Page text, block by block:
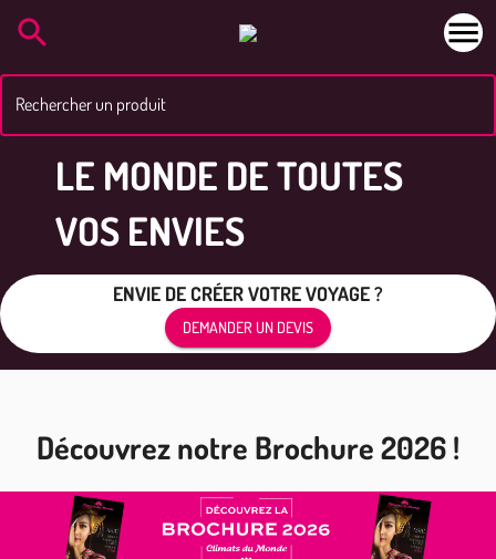
Rechercher un produit
LE MONDE DE TOUTES
VOS ENVIES
ENVIE DE CRÉER VOTRE VOYAGE ?
DEMANDER UN DEVIS
Découvrez notre Brochure 2026 !